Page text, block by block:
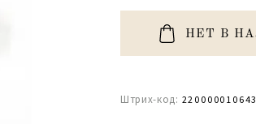
НЕТ В
Штрих-код: